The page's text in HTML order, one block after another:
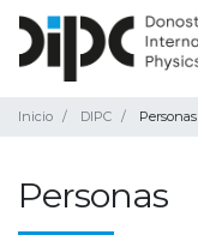
Inicio DIPC Personas
Personas